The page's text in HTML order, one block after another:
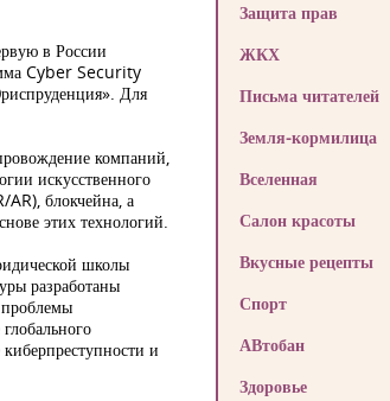
в России
Cyber Security
Для
компаний,
искусственного
AR), блокчейна, а
этих технологий.
школы
разработаны
проблемы
и
Защита прав
ЖКХ
Письма читателей
Земля-кормилица
Вселенная
Салон красоты
Вкусные рецепты
Спорт
АВтобан
Здоровье